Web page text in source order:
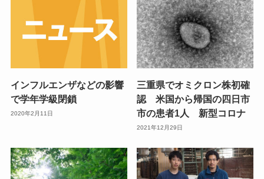
インフルエンザなどの影響
で学年学級閉鎖
2020年2月11日
三重県でオミクロン株初確
認 米国から帰国の四日市
市の患者1人 新型コロナ
2021年12月29日